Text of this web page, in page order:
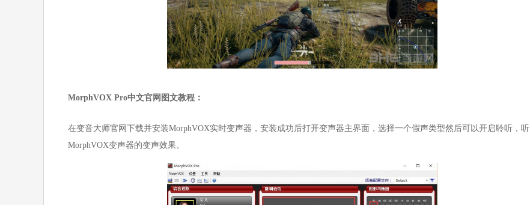
MorphVOX Pro中文官网图文教程：
在变音大师官网下载并安装MorphVOX实时变声器，安装成功后打开变声器主界面，选择一个假声类型然后可以开启聆听，听
MorphVOX变声器的变声效果。